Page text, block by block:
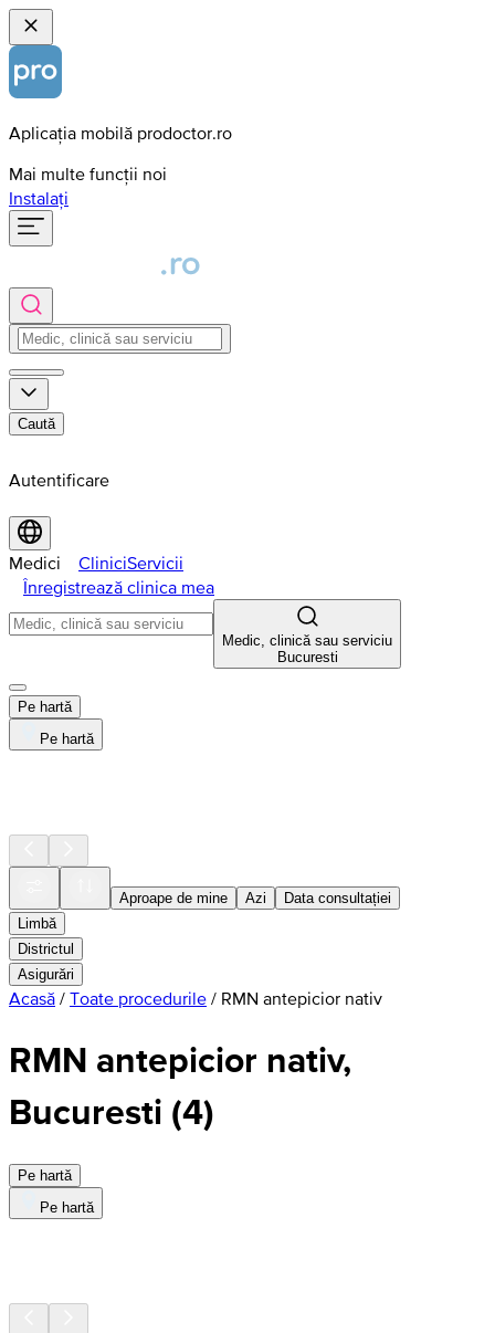
Aplicația mobilă prodoctor.ro
Mai multe funcții noi
Instalați
Caută
Autentificare
Medici CliniciServicii
Înregistrează clinica mea
Medic, clinică sau serviciu
Bucuresti
Pe hartă
Pe hartă
Aproape de mine Azi
Data consultației
Limbă
Districtul
Asigurări
Acasă / Toate procedurile / RMN antepicior nativ
RMN antepicior nativ,
Bucuresti (4)
Pe hartă
Pe hartă